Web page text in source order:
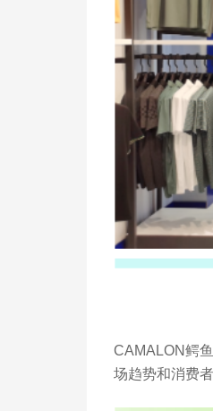
CAMALON鳄
场趋势和消费